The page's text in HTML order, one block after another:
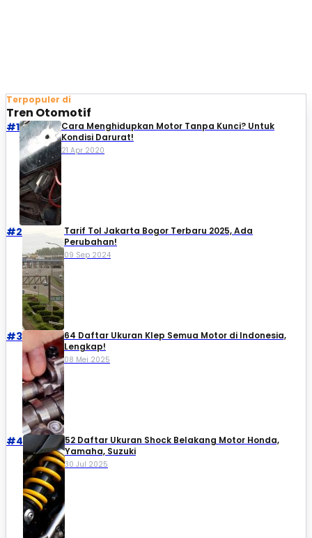
Terpopuler di
Tren Otomotif
#1
Cara Menghidupkan Motor Tanpa Kunci? Untuk
Kondisi Darurat!
21 Apr 2020
#2
Tarif Tol Jakarta Bogor Terbaru 2025, Ada
Perubahan!
09 Sep 2024
#3
64 Daftar Ukuran Klep Semua Motor di Indonesia,
Lengkap!
08 Mei 2025
#4
52 Daftar Ukuran Shock Belakang Motor Honda,
Yamaha, Suzuki​
30 Jul 2025